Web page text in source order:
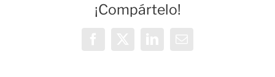
¡Compártelo!